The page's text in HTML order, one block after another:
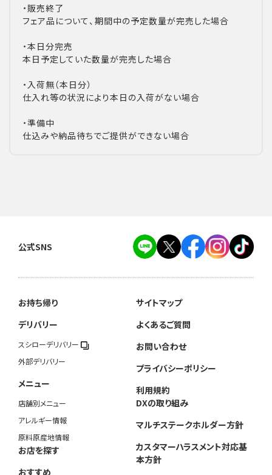
・販売終了
フェア品について、期間中の予定数量が完売した場合
・本日分完売
本日予定していた数量が完売した場合
・入荷無（本日分）
仕入れ等の状況により本日の入荷がない場合
・準備中
仕込みや納品待ちでご提供ができない場合
公式SNS
お持ち帰り
デリバリー
スシローデリバリー
外部デリバリー
メニュー
店舗別メニュー
アレルギー情報
原料原産地情報
お店を探す
おすすめ
サイトマップ
よくあるご質問
お問い合わせ
プライバシーポリシー
利用規約
DXの取り組み
マルチステークホルダー方針
カスタマーハラスメント対応基
本方針